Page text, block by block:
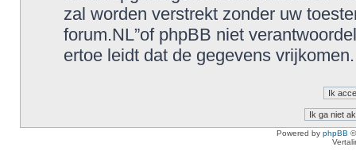
zal worden verstrekt zonder uw
forum.NL”of phpBB niet
ertoe leidt dat de gegevens vrijkomen.
Powered by phpBB